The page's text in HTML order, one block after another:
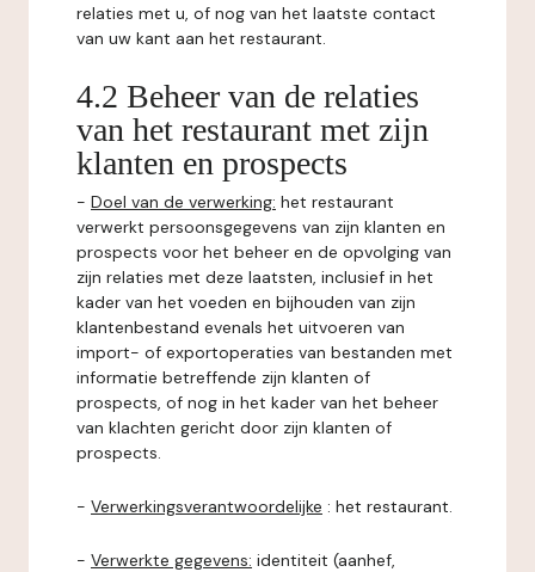
relaties met u, of nog van het laatste contact
van uw kant aan het restaurant.
4.2 Beheer van de relaties
van het restaurant met zijn
klanten en prospects
- Doel van de verwerking: het restaurant
verwerkt persoonsgegevens van zijn klanten en
prospects voor het beheer en de opvolging van
zijn relaties met deze laatsten, inclusief in het
kader van het voeden en bijhouden van zijn
klantenbestand evenals het uitvoeren van
import- of exportoperaties van bestanden met
informatie betreffende zijn klanten of
prospects, of nog in het kader van het beheer
van klachten gericht door zijn klanten of
prospects.
- Verwerkingsverantwoordelijke : het restaurant.
- Verwerkte gegevens: identiteit (aanhef,